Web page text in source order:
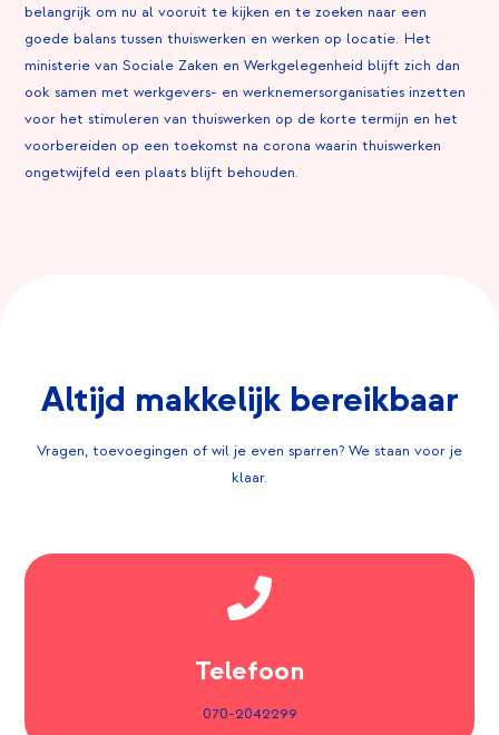
belangrijk om nu al vooruit te kijken en te zoeken naar een
goede balans tussen thuiswerken en werken op locatie. Het
ministerie van Sociale Zaken en Werkgelegenheid blijft zich dan
ook samen met werkgevers- en werknemersorganisaties inzetten
voor het stimuleren van thuiswerken op de korte termijn en het
voorbereiden op een toekomst na corona waarin thuiswerken
ongetwijfeld een plaats blijft behouden.
Altijd makkelijk bereikbaar
Vragen, toevoegingen of wil je even sparren? We staan voor je
klaar.
Telefoon
070-2042299